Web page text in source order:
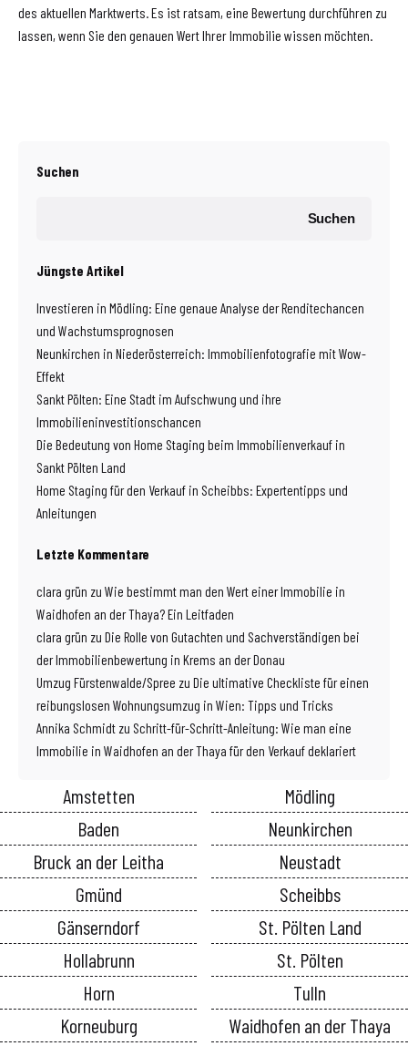
des aktuellen Marktwerts. Es ist ratsam, eine Bewertung durchführen zu
lassen, wenn Sie den genauen Wert Ihrer Immobilie wissen möchten.
Suchen
Suchen
Jüngste Artikel
Investieren in Mödling: Eine genaue Analyse der Renditechancen
und Wachstumsprognosen
Neunkirchen in Niederösterreich: Immobilienfotografie mit Wow-
Effekt
Sankt Pölten: Eine Stadt im Aufschwung und ihre
Immobilieninvestitionschancen
Die Bedeutung von Home Staging beim Immobilienverkauf in
Sankt Pölten Land
Home Staging für den Verkauf in Scheibbs: Expertentipps und
Anleitungen
Letzte Kommentare
clara grün zu Wie bestimmt man den Wert einer Immobilie in
Waidhofen an der Thaya? Ein Leitfaden
clara grün zu Die Rolle von Gutachten und Sachverständigen bei
der Immobilienbewertung in Krems an der Donau
Umzug Fürstenwalde/Spree zu Die ultimative Checkliste für einen
reibungslosen Wohnungsumzug in Wien: Tipps und Tricks
Annika Schmidt zu Schritt-für-Schritt-Anleitung: Wie man eine
Immobilie in Waidhofen an der Thaya für den Verkauf deklariert
Amstetten
Baden
Bruck an der Leitha
Gmünd
Gänserndorf
Hollabrunn
Horn
Korneuburg
Mödling
Neunkirchen
Neustadt
Scheibbs
St. Pölten Land
St. Pölten
Tulln
Waidhofen an der Thaya